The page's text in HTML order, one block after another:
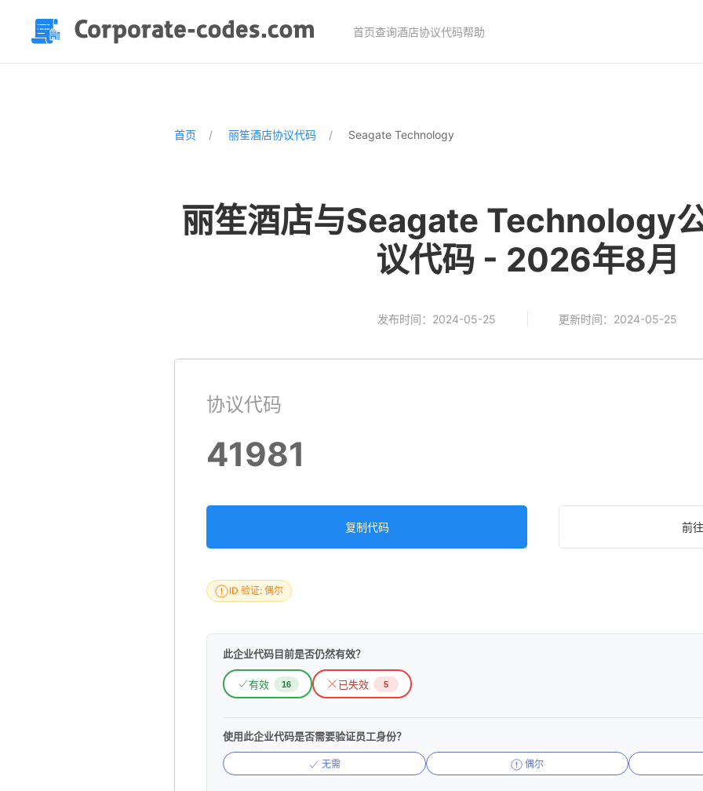
首页查询酒店协议代码帮助
首页 丽笙酒店协议代码 Seagate Technology
丽笙酒店与Seagate Technology
议代码 - 2026年8月
发布时间：2024-05-25 更新时间：2024-05-25
协议代码
41981
复制代码 前
ID 验证: 偶尔
此企业代码目前是否仍然有效？
有效 16 已失效 5
使用此企业代码是否需要验证员工身份？
无需 偶尔